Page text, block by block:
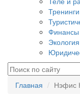
Финансы
Главная Нэфис